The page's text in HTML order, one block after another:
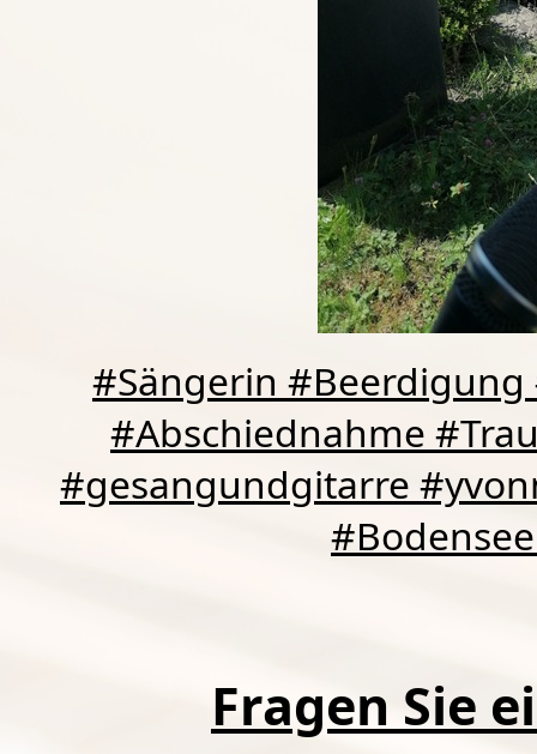
#Sängerin
#Abschiednahme
#gesangundgitarre
Fragen Sie